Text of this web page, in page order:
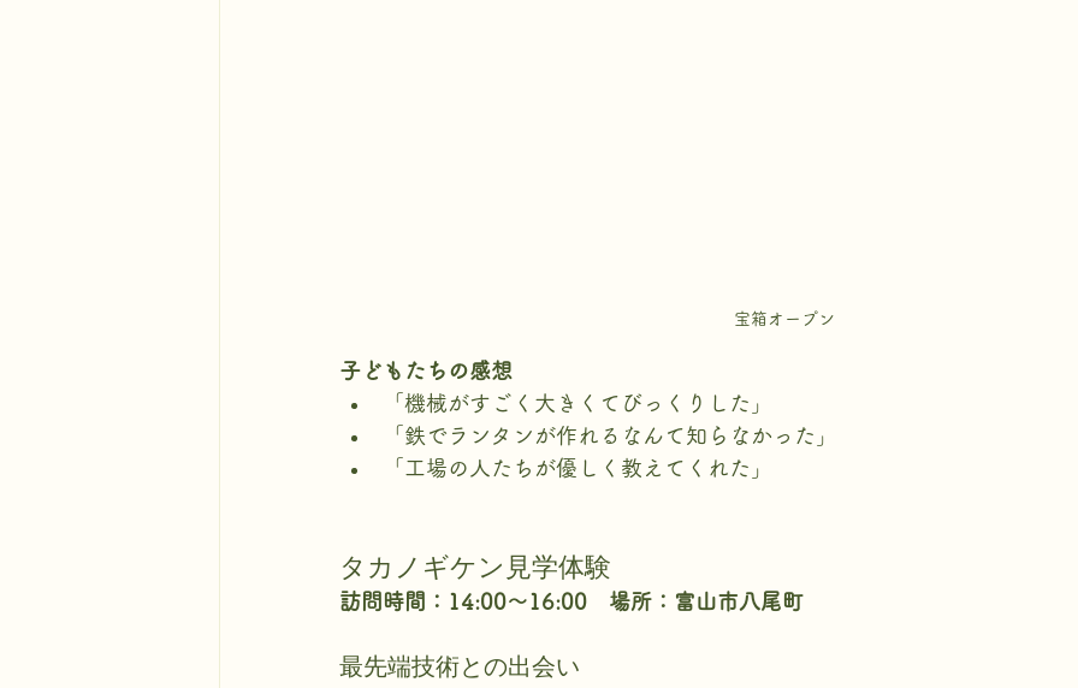
宝箱オープン
子どもたちの感想
「機械がすごく大きくてびっくりした」
「鉄でランタンが作れるなんて知らなかった」
「工場の人たちが優しく教えてくれた」
タカノギケン見学体験
訪問時間：14:00～16:00　場所：富山市八尾町
最先端技術との出会い